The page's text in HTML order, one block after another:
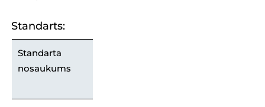
Standarts:
Standarta
nosaukums